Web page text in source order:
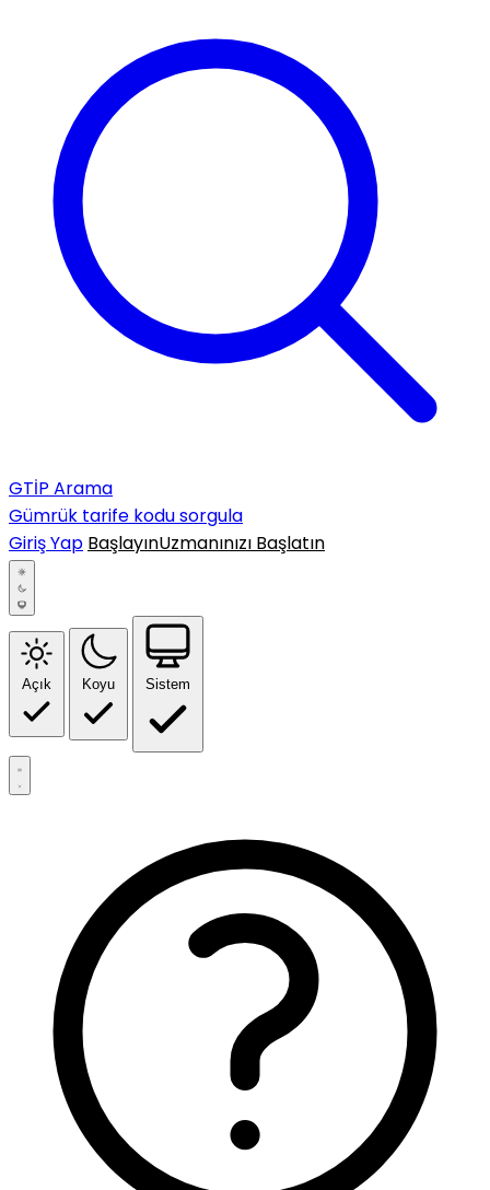
GTİP Arama
Gümrük tarife kodu sorgula
Giriş Yap BaşlayınUzmanınızı Başlatın
Açık Koyu Sistem